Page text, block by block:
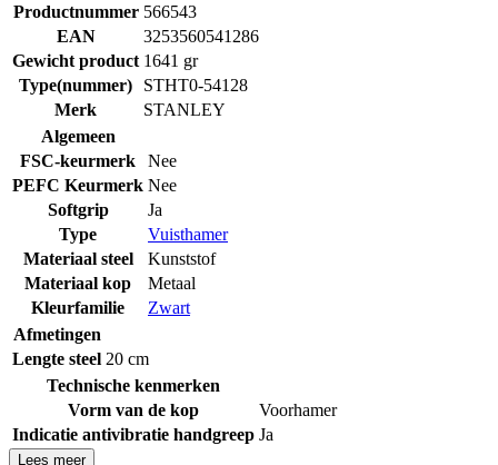
Productnummer 566543
EAN
3253560541286
Gewicht product 1641 gr
Type(nummer)
STHT0-54128
Merk
STANLEY
Algemeen
FSC-keurmerk
Nee
PEFC Keurmerk Nee
Softgrip
Ja
Type
Vuisthamer
Materiaal steel
Kunststof
Materiaal kop
Metaal
Kleurfamilie
Zwart
Afmetingen
Lengte steel 20 cm
Technische kenmerken
Vorm van de kop
Voorhamer
Indicatie antivibratie handgreep Ja
Lees meer